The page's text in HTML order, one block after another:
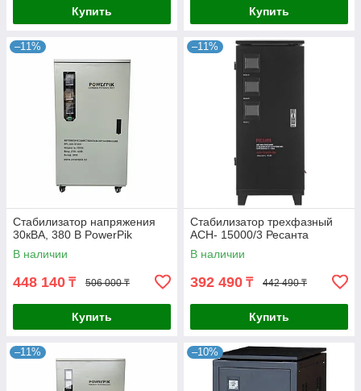
Купить Купить
–11%
Стабилизатор напряжения
30кВА, 380 В PowerPik
В наличии
448 140 ₸ 506 000 ₸
Купить
–11%
Стабилизатор трехфазный
АСН- 15000/3 Ресанта
В наличии
392 490 ₸ 442 490 ₸
Купить
–11% –10%